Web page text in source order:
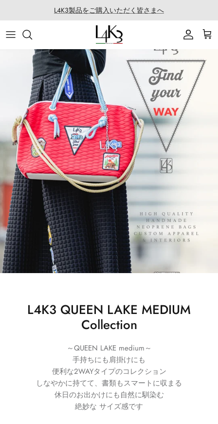
뛰
기
L4K3製品をご購入いただく皆さまへ
아이템
액세서리
의류
협업
골프
기타
이야기
코팅 서비스
마카롱 시리즈
QUEEN LAKE 시리즈
CLEAT TOTE 시리즈
BOSTON 시리즈
백팩 시리즈
SECCHIELLO 시리즈
LABORATORIO 소개
LABO의 모든 제품
로프 어레인지
L4K3 QUEEN LAKE MEDIUM
Collection
～QUEEN LAKE medium～
手持ちにも肩掛けにも
便利な2WAYタイプのコレクション
しなやかに持てて、書類もスマートに収まる
休日のお出かけにも自然に馴染む
絶妙な サイズ感です